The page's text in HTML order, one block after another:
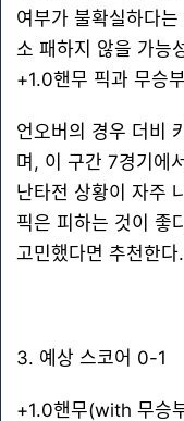
여부가 불확실하다
소 패하지 않을 가능
+1.0핸무 픽과 무승
언오버의 경우 더비
며, 이 구간 7경기에
난타전 상황이 자주
픽은 피하는 것이 좋
고민했다면 추천한다.
3. 예상 스코어 0-1
+1.0핸무(with 무승